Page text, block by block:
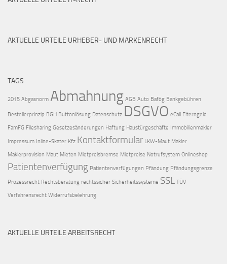
AKTUELLE URTEILE URHEBER- UND MARKENRECHT
TAGS
2015 Abgasnorm Abmahnung AGB Auto Bafög Bankgebühren
Bestellerprinzip BGH Buttonlösung Datenschutz DSGVO eCall Elterngeld
FamFG Filesharing Gesetzesänderungen Haftung Haustürgeschäfte Immobilienmakler
Impressum Inline-Skater Kfz Kontaktformular LKW-Maut Makler
Maklerprovision Maut Mieten Mietpreisbremse Mietpreise Notrufsystem Onlineshop
Patientenverfügung Patientenverfügungen Pfändung Pfändungsgrenze
Prozessrecht Rechtsberatung rechtssicher Sicherheitssysteme SSL TÜV
Verfahrensrecht Widerrufsbelehrung
AKTUELLE URTEILE ARBEITSRECHT